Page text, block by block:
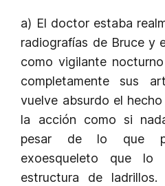
a) El doctor estaba
radiografías de Bruce y
como vigilante
completamente sus
vuelve absurdo el
la acción como si
pesar de lo que
exoesqueleto que
estructura de